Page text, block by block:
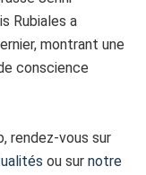
Rubiales a
montrant une
conscience
rendez-vous sur
ou sur notre